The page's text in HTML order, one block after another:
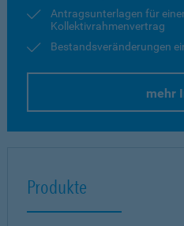
Antragsunterlagen für
Kollektivrahmenvertrag
Bestandsveränderungen
mehr
Produkte